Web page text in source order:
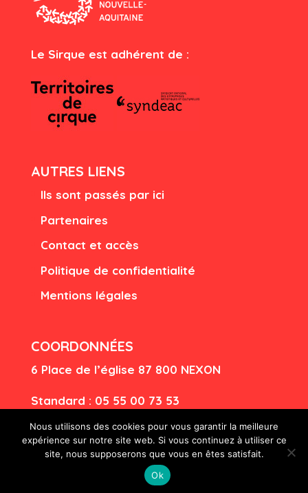
Le Sirque est adhérent de :
AUTRES LIENS
Ils sont passés par ici
Partenaires
Contact et accès
Politique de confidentialité
Mentions légales
COORDONNÉES
6 Place de l’église 87 800 NEXON
Standard : 05 55 00 73 53
Billetterie : 05 55 00 98 36
billetterie@lesirque.com
Nous utilisons des cookies pour vous garantir la meilleure
expérience sur notre site web. Si vous continuez à utiliser ce
site, nous supposerons que vous en êtes satisfait.
Ok